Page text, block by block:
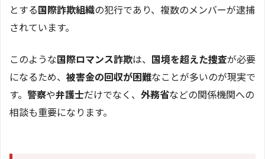
とする国際詐欺組織の犯行であり、複数のメンバーが逮捕
されています。
このような国際ロマンス詐欺は、 国境を超えた捜査が必要
になるため、 被害金の回収が困難なことが多いのが現実で
す。 警察や弁護士だけでなく、 外務省などの関係機関への
相談も重要になります。